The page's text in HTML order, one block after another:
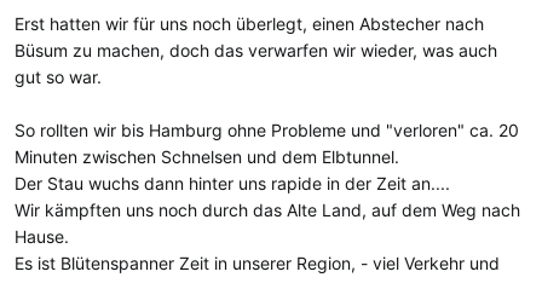
Erst hatten wir für uns noch überlegt, einen Abstecher nach
Büsum zu machen, doch das verwarfen wir wieder, was auch
gut so war.
So rollten wir bis Hamburg ohne Probleme und "verloren" ca. 20
Minuten zwischen Schnelsen und dem Elbtunnel.
Der Stau wuchs dann hinter uns rapide in der Zeit an....
Wir kämpften uns noch durch das Alte Land, auf dem Weg nach
Hause.
Es ist Blütenspanner Zeit in unserer Region, - viel Verkehr und